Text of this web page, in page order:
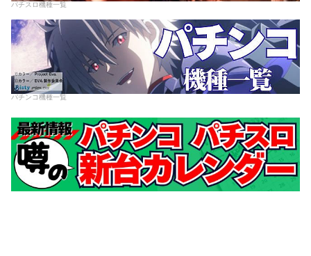
パチスロ機種一覧
パチンコ機種一覧